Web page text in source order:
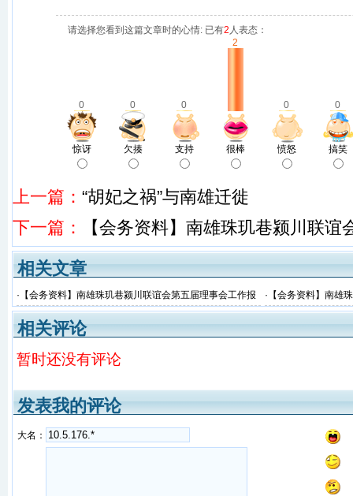
请选择您看到这篇文章时的心情: 已有2 人表态：
0 0 0
2
0 0
惊讶 欠揍 支持 很棒 愤怒 搞笑
上一篇： “胡妃之祸”与南雄迁徙
下一篇：
【会务资料】南雄珠玑巷颍川联谊
相关文章
· 【会务资料】南雄珠玑巷颍川联谊会第五届理事会工作报
告
· 【会务资料】南雄
相关评论
暂时还没有评论
发表我的评论
大名：